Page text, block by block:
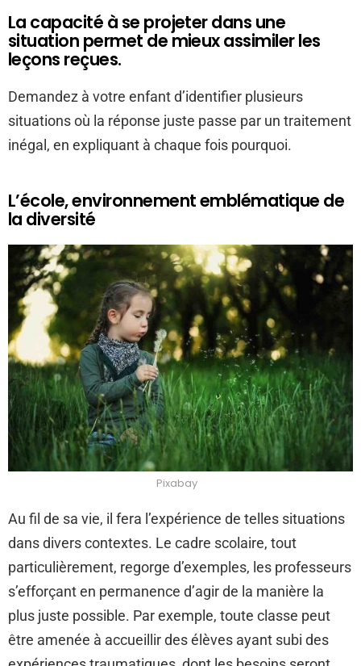
La capacité à se projeter dans une
situation permet de mieux assimiler les
leçons reçues.
Demandez à votre enfant d’identifier plusieurs
situations où la réponse juste passe par un traitement
inégal, en expliquant à chaque fois pourquoi.
L’école, environnement emblématique de
la diversité
Pixabay
Au fil de sa vie, il fera l’expérience de telles situations
dans divers contextes. Le cadre scolaire, tout
particulièrement, regorge d’exemples, les professeurs
s’efforçant en permanence d’agir de la manière la
plus juste possible. Par exemple, toute classe peut
être amenée à accueillir des élèves ayant subi des